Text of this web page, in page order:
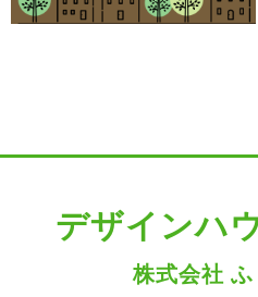
デザインハ
株式会社